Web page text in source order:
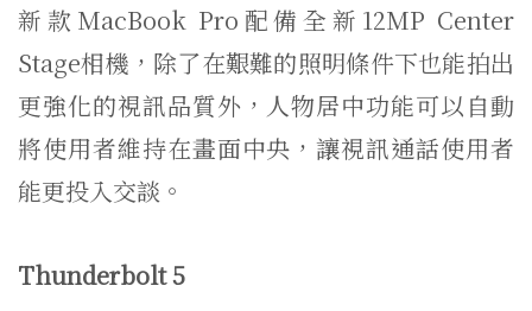
新款MacBook Pro配備全新12MP Center
Stage相機，除了在艱難的照明條件下也能拍出
更強化的視訊品質外，人物居中功能可以自動
將使用者維持在畫面中央，讓視訊通話使用者
能更投入交談。
Thunderbolt 5